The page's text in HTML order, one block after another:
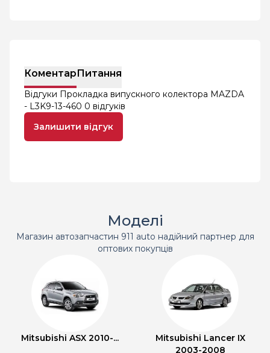
КоментарПитання
Відгуки Прокладка випускного колектора MAZDA
- L3K9-13-460 0 відгуків
Залишити відгук
Моделі
Магазин автозапчастин 911 auto надійний партнер для
оптових покупців
Mitsubishi ASX 2010-...
Mitsubishi Lancer IX
2003-2008